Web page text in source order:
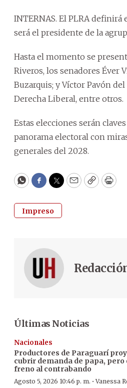
INTERNAS. El PLRA
será el presidente de la
Hasta el momento se
Riveros, los senadores Éver
Buzarquis; y Víctor Pavón
Derecha Liberal, entre otros.
Estas elecciones serán
panorama electoral con
generales del 2028.
WhatsApp
Facebook
Twitter
EmailCopyPrint
Impreso
Últimas Noticias
Nacionales
Productores de Paraguarí
cubrir demanda de papa, pero
freno al contrabando
Agosto 5, 2026 10:46 p. m. ·Vanessa